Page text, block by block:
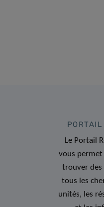
Le Portail
vous permet
trouver
tous les
unités, les